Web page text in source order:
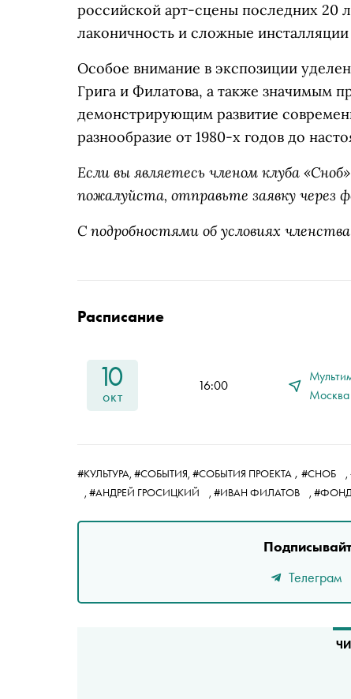
российской арт-сцены последних 20
лаконичность и сложные инсталляции
Особое внимание в экспозиции
Грига и Филатова, а также значимым
демонстрирующим развитие
разнообразие от 1980-х годов до
Если вы являетесь членом клуба
пожалуйста, отправьте заявку через
С подробностями об условиях
Расписание
10
окт
16:00
Москва
#КУЛЬТУРА, #СОБЫТИЯ, #СОБЫТИЯ ПРОЕКТА , #СНОБ ,
, #АНДРЕЙ ГРОСИЦКИЙ , #ИВАН ФИЛАТОВ ,
Телеграм